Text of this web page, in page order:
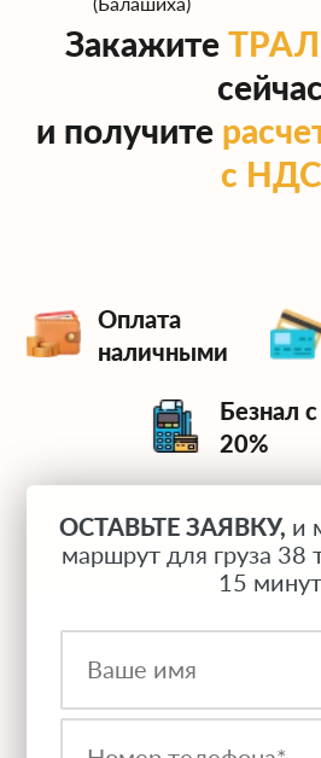
Закажите
сейчас
и получите
с НДС
Оплата
наличными
Безнал
20%
ОСТАВЬТЕ ЗАЯВКУ, и
маршрут для груза 38
15 минут